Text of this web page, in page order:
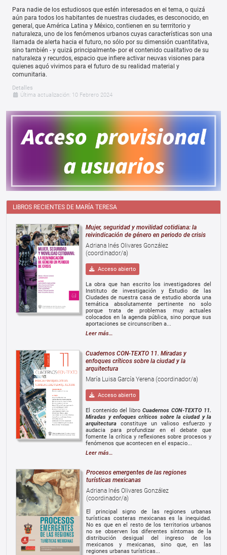
Para nadie de los estudiosos que estén interesados en el tema, o quizá
aún para todos los habitantes de nuestras ciudades, es desconocido, en
general, que América Latina y México, contienen en su terrritorio y
naturaleza, uno de los fenómenos urbanos cuyas características son una
llamada de alerta hacia el futuro, no sólo por su dimensión cuantitativa,
sino también - y quizá principalmente- por el contenido cualitativo de su
naturaleza y recurdos, espacio que infiere activar neuvas visiones para
quienes aquó vivimos para el futuro de su realidad material y
comunitaria.
Detalles
Última actualización: 10 Febrero 2024
LIBROS RECIENTES DE MARÍA TERESA
Mujer, seguridad y movilidad cotidiana: la
reivindicación de género en periodo de crisis
Adriana Inés Olivares González
(coordinador/a)
Acceso abierto
La obra que han escrito los investigadores del
Instituto de investigación y Estudio de las
Ciudades de nuestra casa de estudio aborda una
temática absolutamente pertinente no solo
porque trata de problemas muy actuales
colocados en la agenda pública, sino porque sus
aportaciones se circunscriben a...
Leer más…
Cuadernos CON-TEXTO 11. Miradas y
enfoques críticos sobre la ciudad y la
arquitectura
María Luisa García Yerena (coordinador/a)
Acceso abierto
El contenido del libro Cuadernos CON-TEXTO 11.
Miradas y enfoques críticos sobre la ciudad y la
arquitectura constituye un valioso esfuerzo y
audacia para profundizar en el debate que
fomente la crítica y reflexiones sobre procesos y
fenómenos que acontecen en el espacio...
Leer más…
Procesos emergentes de las regiones
turísticas mexicanas
Adriana Inés Olivares González
(coordinador/a)
El principal signo de las regiones urbanas
turísticas costeras mexicanas es la inequidad.
No es que en el resto de los territorios urbanos
no se observen los diferentes síntomas de la
distribución desigual del ingreso de los
mexicanos y mexicanas, sino que, en las
regiones urbanas turísticas...